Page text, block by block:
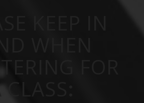
KEEP IN
WHEN
FOR
CLASS